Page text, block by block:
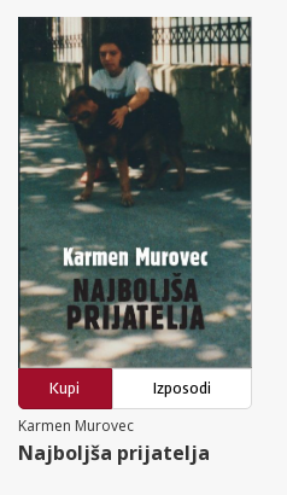
Kupi
Izposodi
Karmen Murovec
Najboljša prijatelja